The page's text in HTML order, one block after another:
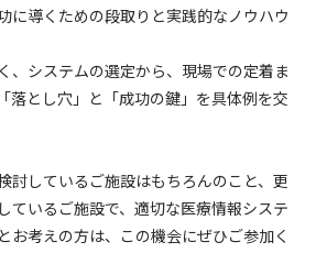
に導くための段取りと実践的なノウハウ
、システムの選定から、現場での定着ま
落とし穴」と「成功の鍵」を具体例を交
討しているご施設はもちろんのこと、更
ているご施設で、適切な医療情報システ
お考えの方は、この機会にぜひご参加く